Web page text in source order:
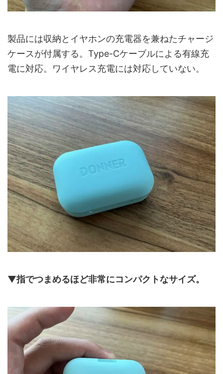
製品には収納とイヤホンの充電器を兼ねたチャージ
ケースが付属する。Type-Cケーブルによる有線充
電に対応。ワイヤレス充電には対応していない。
▼指でつまめるほど非常にコンパクトなサイズ。